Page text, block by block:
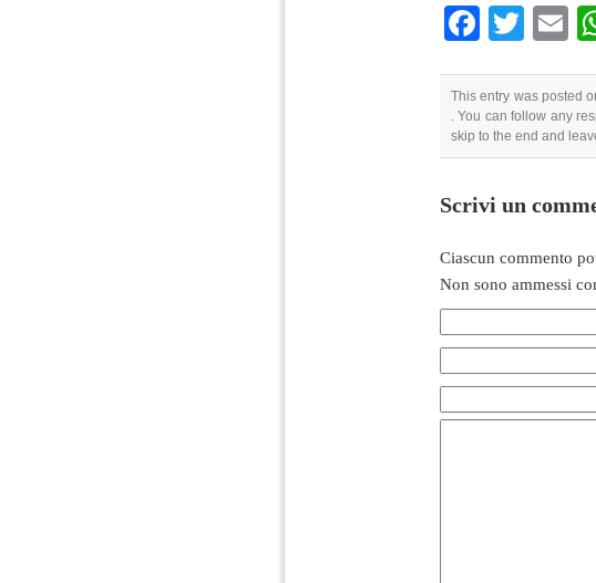
This entry was posted
. You can follow any
skip to the end and
Scrivi un
Ciascun commento
Non sono ammessi